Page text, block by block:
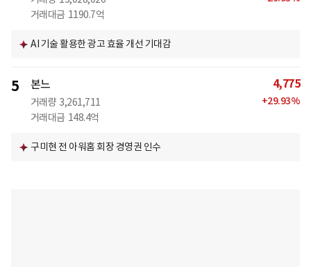
거래대금 1190.7억
AI 기술 활용한 광고 효율 개선 기대감
5 본느
거래량 3,261,711
거래대금 148.4억
4,775
+29.93%
구미현 전 아워홈 회장 경영권 인수